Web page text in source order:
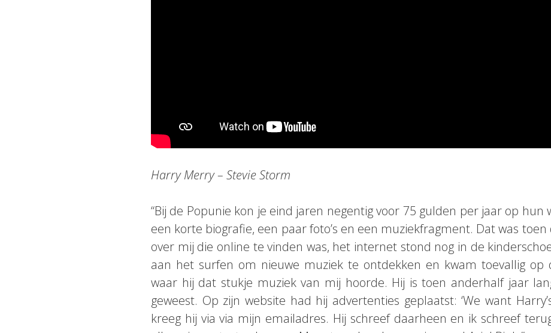
Harry Merry – Stevie Storm
“Bij de Popunie kon je eind jaren negentig voor 75 gulden per jaar op
een korte biografie, een paar foto’s en een muziekfragment. Dat was
over mij die online te vinden was, het internet stond nog in de
aan het surfen om nieuwe muziek te ontdekken en kwam toevallig op
waar hij dat stukje muziek van mij hoorde. Hij is toen anderhalf jaar
geweest. Op zijn website had hij advertenties geplaatst: ‘We want
kreeg hij via via mijn emailadres. Hij schreef daarheen en ik schreef